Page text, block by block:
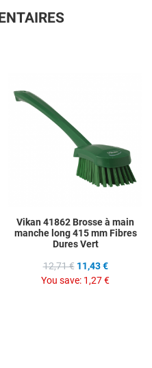
to Compare
Vikan 41862 Brosse à main
manche long 415 mm Fibres
Dures Vert
12,71 € 11,43 €
You save: 1,27 €